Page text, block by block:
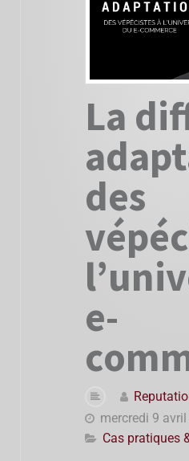
La
des
e-
mercredi 9
Cas pratiques